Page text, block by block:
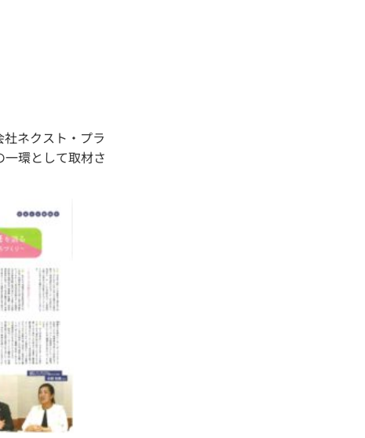
ネクスト・プラ
環として取材さ